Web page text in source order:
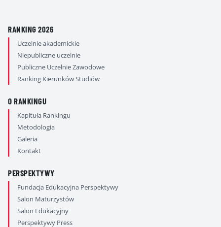
RANKING 2026
Uczelnie akademickie
Niepubliczne uczelnie
Publiczne Uczelnie Zawodowe
Ranking Kierunków Studiów
O RANKINGU
Kapituła Rankingu
Metodologia
Galeria
Kontakt
PERSPEKTYWY
Fundacja Edukacyjna Perspektywy
Salon Maturzystów
Salon Edukacyjny
Perspektywy Press